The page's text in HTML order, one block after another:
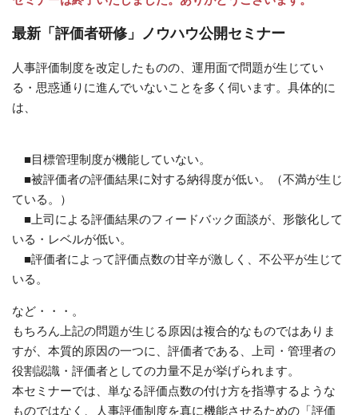
最新「評価者研修」ノウハウ公開セミナー
人事評価制度を改定したものの、運用面で問題が生じてい
る・思惑通りに進んでいないことを多く伺います。具体的に
は、
■目標管理制度が機能していない。
■被評価者の評価結果に対する納得度が低い。（不満が生じ
ている。）
■上司による評価結果のフィードバック面談が、形骸化して
いる・レベルが低い。
■評価者によって評価点数の甘辛が激しく、不公平が生じて
いる。
など・・・。
もちろん上記の問題が生じる原因は複合的なものではありま
すが、本質的原因の一つに、評価者である、上司・管理者の
役割認識・評価者としての力量不足が挙げられます。
本セミナーでは、単なる評価点数の付け方を指導するような
ものではなく、人事評価制度を真に機能させるための「評価